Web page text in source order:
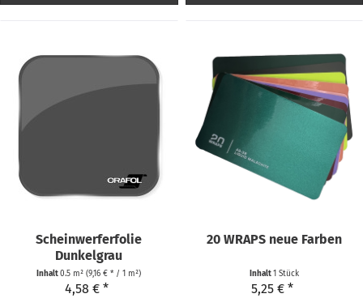
Scheinwerferfolie
Dunkelgrau
Inhalt0.5 m²(9,16 € * / 1 m²)
4,58 € *
20 WRAPS neue Farben
Inhalt1 Stück
5,25 € *